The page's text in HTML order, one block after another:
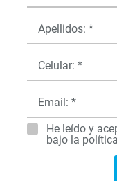
Apellidos: *
Celular: *
Email: *
He leído y
bajo la